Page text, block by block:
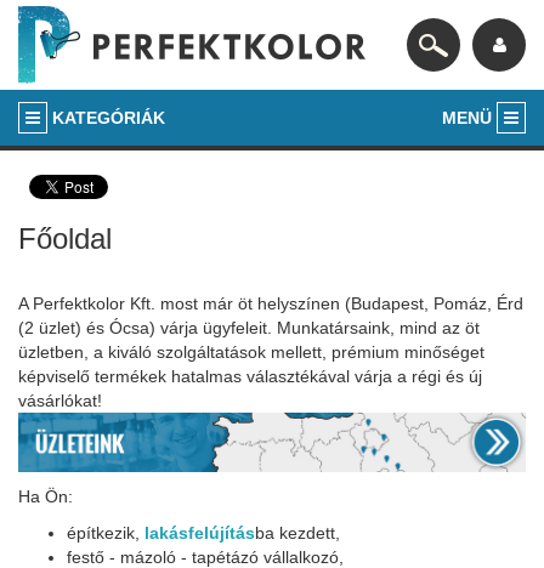
KATEGÓRIÁK MENÜ
Főoldal
A Perfektkolor Kft. most már öt helyszínen (Budapest, Pomáz, Érd
(2 üzlet) és Ócsa) várja ügyfeleit. Munkatársaink, mind az öt
üzletben, a kiváló szolgáltatások mellett, prémium minőséget
képviselő termékek hatalmas választékával várja a régi és új
vásárlókat!
Ha Ön:
építkezik, lakásfelújításba kezdett,
festő - mázoló - tapétázó vállalkozó,